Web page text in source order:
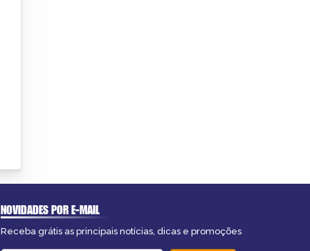
NOVIDADES POR E-MAIL
Receba grátis as principais notícias, dicas e promoções